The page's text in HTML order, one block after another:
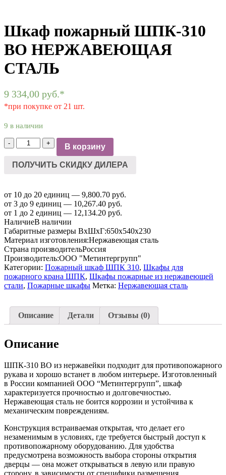
Шкаф пожарный ШПК-310
ВО НЕРЖАВЕЮЩАЯ
СТАЛЬ
9 334,00 руб.*
*при покупке от 21 шт.
9 в наличии
-
Количество
товара
Шкаф
пожарный
НЕРЖАВЕЮЩАЯ
СТАЛЬ
+ В корзину
ПОЛУЧИТЬ СКИДКУ ДИЛЕРА
от 10 до 20 единиц — 9,800.70 руб.
от 3 до 9 единиц — 10,267.40 руб.
от 1 до 2 единиц — 12,134.20 руб.
НаличиеВ наличии
Габаритные размеры ВхШхГ:650х540х230
Материал изготовления:Нержавеющая сталь
Страна производительРоссия
Производитель:ООО "Метинтергрупп"
Категории: Пожарный шкаф ШПК 310, Шкафы для
пожарного крана ШПК, Шкафы пожарные из нержавеющей
стали, Пожарные шкафы Метка: Нержавеющая сталь
Описание Детали Отзывы (0)
Описание
ШПК-310 ВО из нержавейки подходит для противопожарного
рукава и хорошо встанет в любом интерьере. Изготовленный
в России компанией ООО “Метинтергрупп”, шкаф
характеризуется прочностью и долговечностью.
Нержавеющая сталь не боится коррозии и устойчива к
механическим повреждениям.
Конструкция встраиваемая открытая, что делает его
незаменимым в условиях, где требуется быстрый доступ к
противопожарному оборудованию. Для удобства
предусмотрена возможность выбора стороны открытия
дверцы — она может открываться в левую или правую